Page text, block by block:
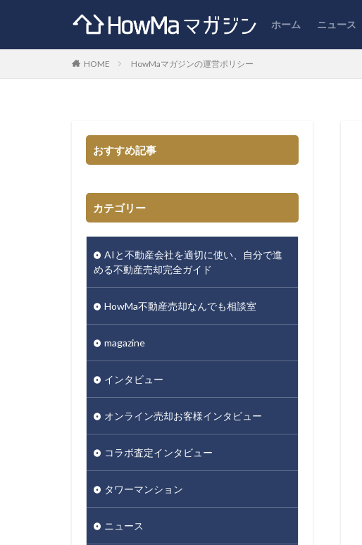
ホーム ニュース
HOME HowMaマガジンの運営ポリシー
おすすめ記事
カテゴリー
AIと不動産会社を適切に使い、自分で進
める不動産売却完全ガイド
HowMa不動産売却なんでも相談室
magazine
インタビュー
オンライン売却お客様インタビュー
コラボ査定インタビュー
タワーマンション
ニュース